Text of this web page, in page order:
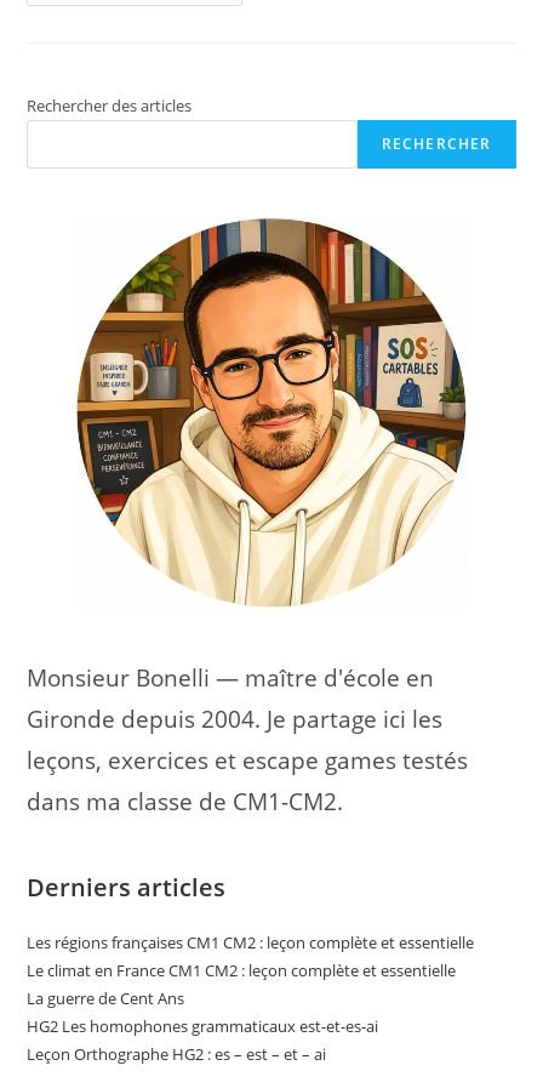
Rechercher des articles
RECHERCHER
Monsieur Bonelli — maître d'école en
Gironde depuis 2004. Je partage ici les
leçons, exercices et escape games testés
dans ma classe de CM1-CM2.
Derniers articles
Les régions françaises CM1 CM2 : leçon complète et essentielle
Le climat en France CM1 CM2 : leçon complète et essentielle
La guerre de Cent Ans
HG2 Les homophones grammaticaux est-et-es-ai
Leçon Orthographe HG2 : es – est – et – ai